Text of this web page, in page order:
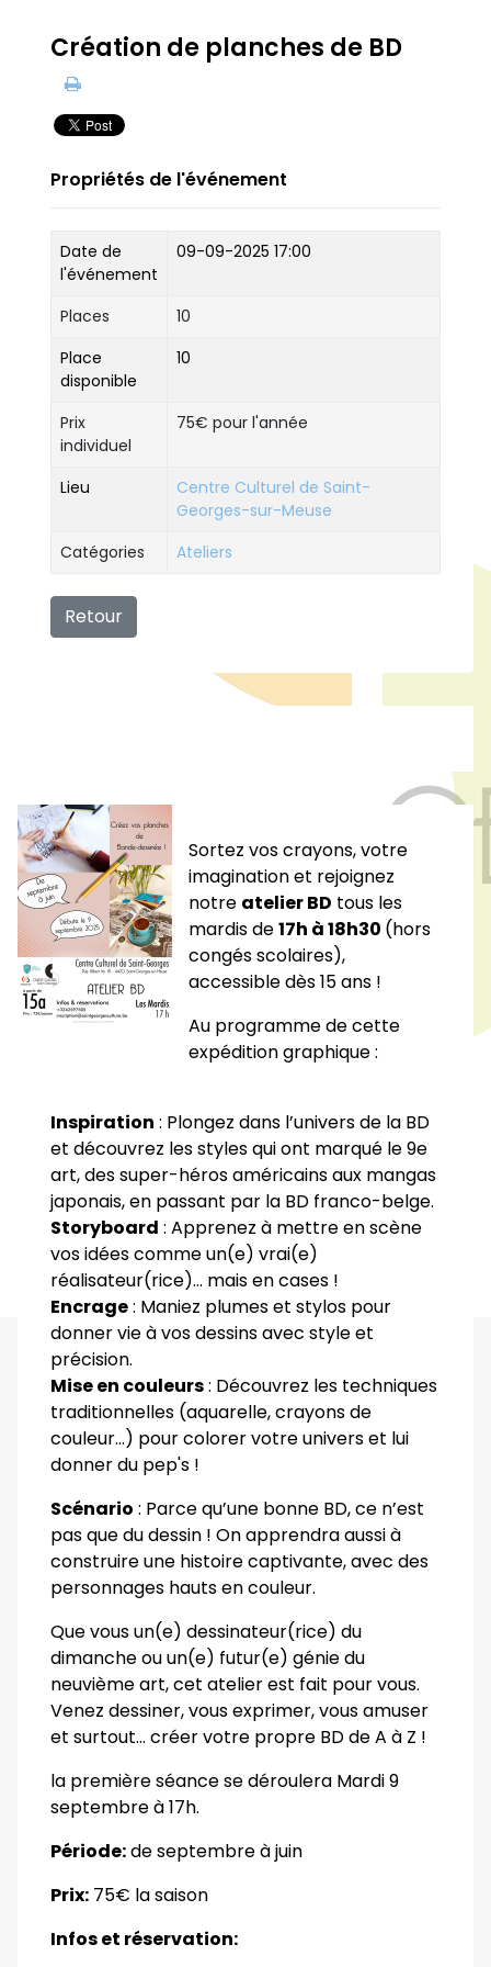
Sortez vos crayons, votre
imagination et rejoignez
notre atelier BD tous les
mardis de17h à 18h30 (hors
congés scolaires),
accessible dès 15 ans !
Au programme de cette
expédition graphique :
Inspiration : Plongez dans l’univers de la BD
et découvrez les styles qui ont marqué le 9e
art, des super-héros américains aux mangas
japonais, en passant par la BD franco-belge.
Storyboard : Apprenez à mettre en scène
vos idées comme un(e) vrai(e)
réalisateur(rice)… mais en cases !
Encrage: Maniez plumes et stylos pour
donner vie à vos dessins avec style et
précision.
Mise en couleurs: Découvrez les techniques
traditionnelles (aquarelle, crayons de
couleur…) pour colorer votre univers et lui
donner du pep's !
Scénario : Parce qu’une bonne BD, ce n’est
pas que du dessin ! On apprendra aussi à
construire une histoire captivante, avec des
personnages hauts en couleur.
Que vous un(e) dessinateur(rice) du
dimanche ou un(e) futur(e) génie du
neuvième art, cet atelier est fait pour vous.
Venez dessiner, vous exprimer, vous amuser
et surtout… créer votre propre BD de A à Z !
la première séance se déroulera Mardi 9
septembre à 17h.
Période:de septembre à juin
Prix: 75€ la saison
Infos et réservation:
Création de planches de BD
Propriétés de l'événement
Date de
l'événement
09-09-2025 17:00
Places
10
Place
disponible
10
Prix
individuel
75€ pour l'année
Lieu
Centre Culturel de Saint-
Georges-sur-Meuse
Catégories
Ateliers
Retour